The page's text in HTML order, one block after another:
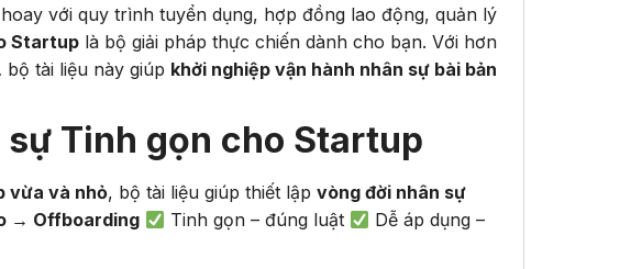
với quy trình tuyển dụng, hợp đồng lao động, quản lý
Startup là bộ giải pháp thực chiến dành cho bạn. Với hơn
tài liệu này giúp khởi nghiệp vận hành nhân sự bài bản
sự Tinh gọn cho Startup
vừa và nhỏ, bộ tài liệu giúp thiết lập vòng đời nhân sự
→ Offboarding Tinh gọn – đúng luật
Dễ áp dụng –